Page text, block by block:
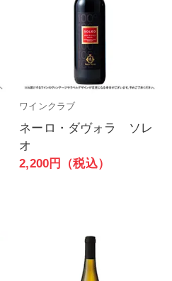
ワインクラブ
ネーロ・ダヴォラ ソレ
オ
2,200円（税込）